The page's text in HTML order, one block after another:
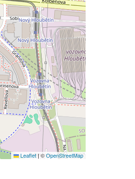
Leaflet |©OpenStreetMap